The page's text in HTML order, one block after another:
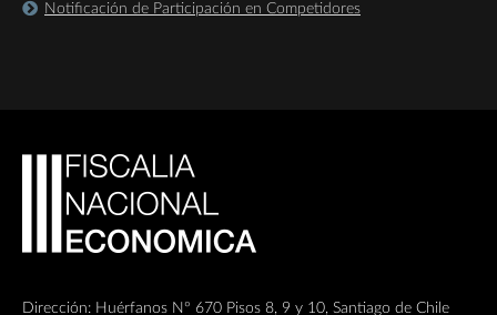
Notificación de Participación en Competidores
Dirección: Huérfanos Nº 670 Pisos 8, 9 y 10, Santiago de Chile